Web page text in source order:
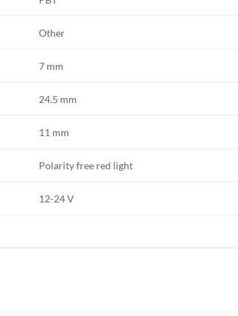
Other
7 mm
24.5 mm
11 mm
Polarity free red light
12-24 V